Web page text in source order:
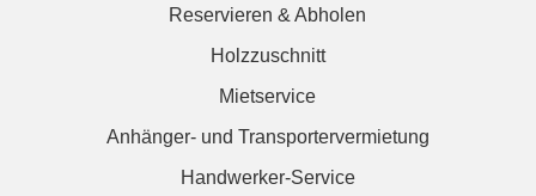
Reservieren & Abholen
Holzzuschnitt
Mietservice
Anhänger- und Transportervermietung
Handwerker-Service